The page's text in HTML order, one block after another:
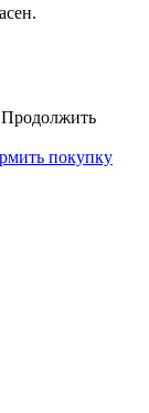
Продолжить
покупку